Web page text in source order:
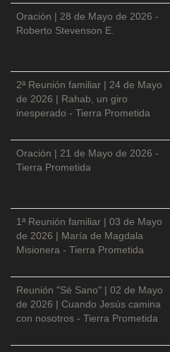
Oración | 28 de Mayo de 2026 -
Roberto Stevenson E.
2ª Reunión familiar | 24 de Mayo
de 2026 | Rahab, un giro
inesperado - Tierra Prometida
Oración | 21 de Mayo de 2026 -
Tierra Prometida
1ª Reunión familiar | 03 de Mayo
de 2026 | María de Magdala
Misionera - Tierra Prometida
Reunión "Sé Sano" | 02 de Mayo
de 2026 | Cuando Jesús camina
con nosotros - Tierra Prometida